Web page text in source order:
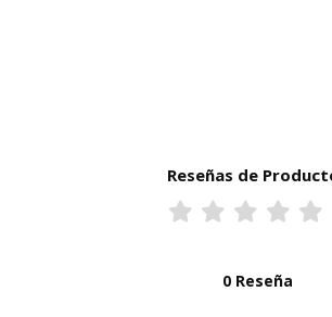
Reseñas de
0 Reseña